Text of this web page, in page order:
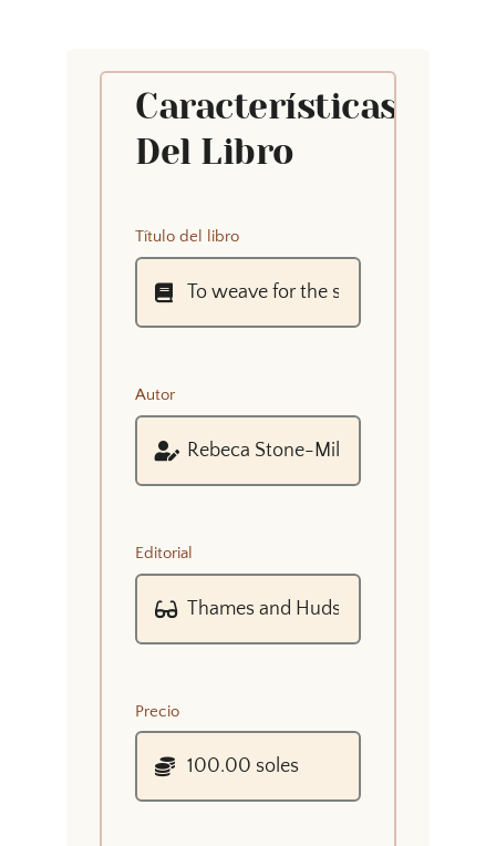
Características
Del Libro
Título del libro
Autor
Editorial
Precio